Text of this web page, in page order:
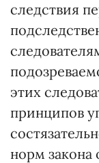
следствия
этих
принципов
норм закона